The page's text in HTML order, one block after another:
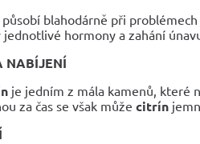
působí blahodárně při
hormony a zahání
NABÍJENÍ
je jedním z mála kamenů, které
za čas se však může citrín